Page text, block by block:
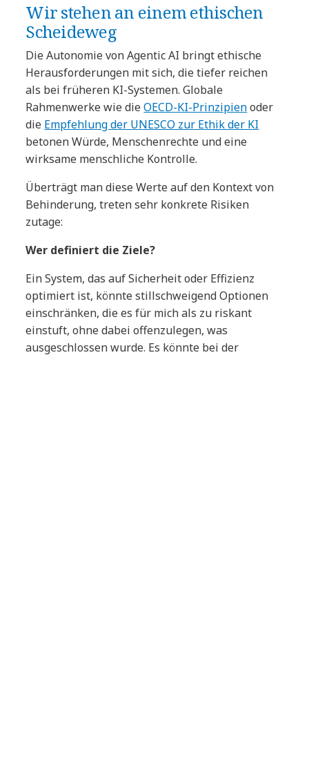
Wir stehen an einem ethischen
Scheideweg
Die Autonomie von Agentic AI bringt ethische
Herausforderungen mit sich, die tiefer reichen
als bei früheren KI-Systemen. Globale
Rahmenwerke wie dieOECD-KI-Prinzipienoder
die Empfehlung der UNESCO zur Ethik der KI
betonen Würde, Menschenrechte und eine
wirksame menschliche Kontrolle.
Überträgt man diese Werte auf den Kontext von
Behinderung, treten sehr konkrete Risiken
zutage:
Wer definiert die Ziele?
Ein System, das auf Sicherheit oder Effizienz
optimiert ist, könnte stillschweigend Optionen
einschränken, die es für mich als zu riskant
einstuft, ohne dabei offenzulegen, was
ausgeschlossen wurde. Es könnte bei der